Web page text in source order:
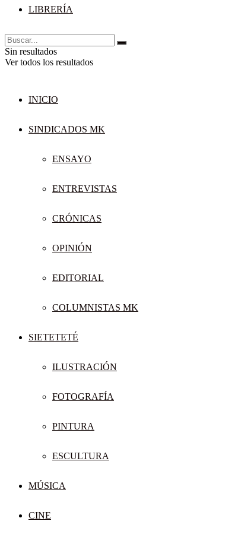
LIBRERÍA
Sin resultados
Ver todos los resultados
INICIO
SINDICADOS MK
ENSAYO
ENTREVISTAS
CRÓNICAS
OPINIÓN
EDITORIAL
COLUMNISTAS MK
SIETETETÉ
ILUSTRACIÓN
FOTOGRAFÍA
PINTURA
ESCULTURA
MÚSICA
CINE